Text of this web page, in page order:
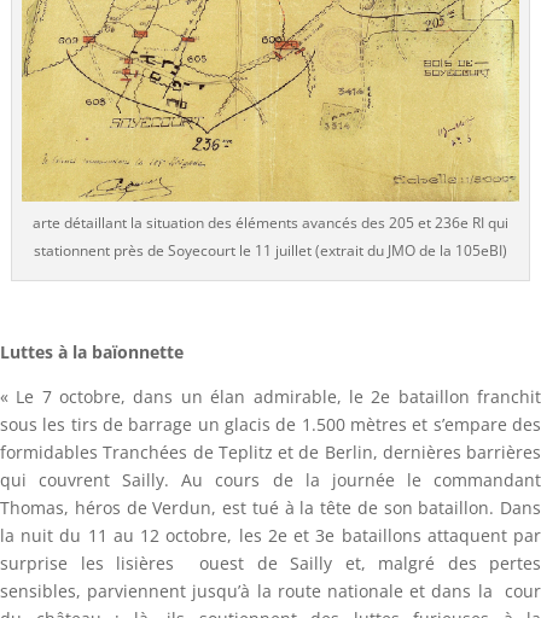
arte détaillant la situation des éléments avancés des 205 et 236e RI qui
stationnent près de Soyecourt le 11 juillet (extrait du JMO de la 105eBI)
Luttes à la baïonnette
« Le 7 octobre, dans un élan admirable, le 2e bataillon franchit
sous les tirs de barrage un glacis de 1.500 mètres et s’empare des
formidables Tranchées de Teplitz et de Berlin, dernières barrières
qui couvrent Sailly. Au cours de la journée le commandant
Thomas, héros de Verdun, est tué à la tête de son bataillon. Dans
la nuit du 11 au 12 octobre, les 2e et 3e bataillons attaquent par
surprise les lisières ouest de Sailly et, malgré des pertes
sensibles, parviennent jusqu’à la route nationale et dans la cour